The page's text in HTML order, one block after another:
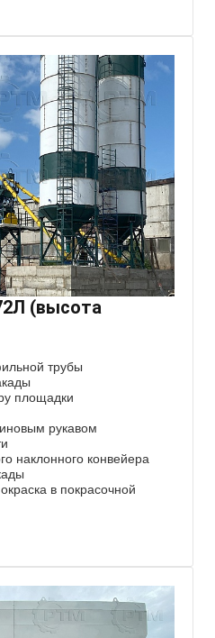
(высота
трубы
площадки
рукавом
наклонного конвейера
в покрасочной